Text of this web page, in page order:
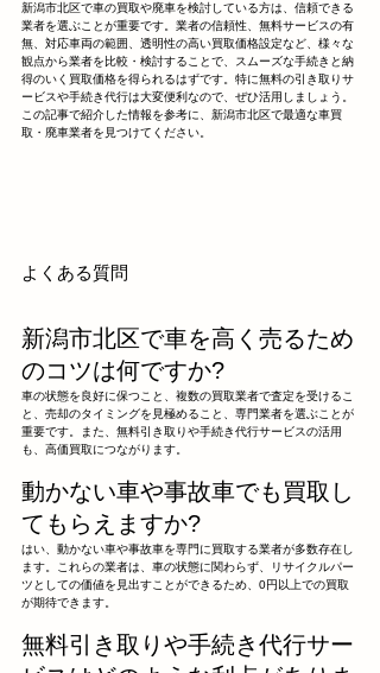
新潟市北区で車の買取や廃車を検討している方は、信頼できる
業者を選ぶことが重要です。業者の信頼性、無料サービスの有
無、対応車両の範囲、透明性の高い買取価格設定など、様々な
観点から業者を比較・検討することで、スムーズな手続きと納
得のいく買取価格を得られるはずです。特に無料の引き取りサ
ービスや手続き代行は大変便利なので、ぜひ活用しましょう。
この記事で紹介した情報を参考に、新潟市北区で最適な車買
取・廃車業者を見つけてください。
よくある質問
新潟市北区で車を高く売るため
のコツは何ですか?
車の状態を良好に保つこと、複数の買取業者で査定を受けるこ
と、売却のタイミングを見極めること、専門業者を選ぶことが
重要です。また、無料引き取りや手続き代行サービスの活用
も、高価買取につながります。
動かない車や事故車でも買取し
てもらえますか?
はい、動かない車や事故車を専門に買取する業者が多数存在し
ます。これらの業者は、車の状態に関わらず、リサイクルパー
ツとしての価値を見出すことができるため、0円以上での買取
が期待できます。
無料引き取りや手続き代行サー